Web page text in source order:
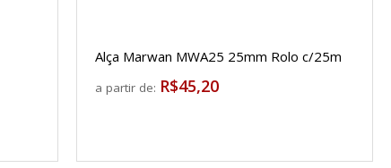
Alça Marwan MWA25 25mm Rolo c/25m
a partir de: R$45,20